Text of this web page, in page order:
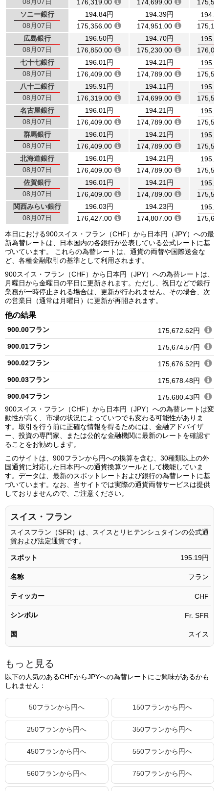
176,319.00
174,699.00
ソニー銀行
08月07日
194.84円
175,356.00
194.39円
174,951.00
広島銀行
08月07日
196.50円
176,850.00
194.70円
175,230.00
七十七銀行
08月07日
196.01円
176,409.00
194.21円
174,789.00
八十二銀行
08月07日
195.91円
176,319.00
194.11円
174,699.00
名古屋銀行
08月07日
196.01円
176,409.00
194.21円
174,789.00
群馬銀行
08月07日
196.01円
176,409.00
194.21円
174,789.00
北海道銀行
08月07日
196.01円
176,409.00
194.21円
174,789.00
佐賀銀行
08月07日
196.01円
176,409.00
194.21円
174,789.00
関西みらい銀行
08月07日
196.03円
176,427.00
194.23円
174,807.00
本日における900スイス・フラン（CHF）から日本円（JPY）への最
新為替レートは、日本国内の各銀行が公表している公式レートに基
づいています。 これらの為替レートは、通貨の両替や国際送金な
ど、各種金融取引の基準として利用されます。
900スイス・フラン（CHF）から日本円（JPY）への為替レートは、
月曜日から金曜日の平日に更新されます。ただし、祝日などで銀行
業務が一時停止される場合は、更新が行われません。その場合、次
の営業日（通常は月曜日）に更新が再開されます。
他の結果
900.00フラン
175,672.62円
900.01フラン
175,674.57円
900.02フラン
175,676.52円
900.03フラン
175,678.48円
900.04フラン
175,680.43円
900.05フラン
175,682.38円
900.06フラン
175,684.33円
900.07フラン
900.08フラン
175,688.24円
900.09フラン
175,690.19円
900.10フラン
900.11フラン
900.12フラン
175,696.04円
900.13フラン
175,697.99円
900.14フラン
900.15フラン
175,701.90円
900.16フラン
175,703.85円
900.17フラン
175,705.80円
900.18フラン
175,707.75円
900.19フラン
175,709.71円
900.20フラン
900.21フラン
175,713.61円
900.22フラン
175,715.56円
900.23フラン
900.24フラン
175,719.47円
175,721.42円
900.26フラン
175,723.37円
900スイス・フラン（CHF）から日本円（JPY）への為替レートは変
動性が高く、市場の状況によっていつでも変わる可能性がありま
す。取引を行う前に正確な情報を得るためには、金融アドバイザ
ー、投資の専門家、または公的な金融機関に最新のレートを確認す
ることをお勧めします。
このサイトは、900フランから円への換算を含む、30種類以上の外
国通貨に対応した日本円への通貨換算ツールとして機能していま
す。データは、最新のスポットレートおよび銀行の為替レートに基
づいています。なお、当サイトでは実際の通貨両替サービスは提供
しておりませんので、ご注意ください。
スイス・フラン
スイスフラン（SFR）は、スイスとリヒテンシュタインの公式通
貨および法定通貨です。
スポット 195.19円
名称 フラン
ティッカー CHF
シンボル Fr. SFR
国 スイス
もっと見る
以下の人気のあるCHFからJPYへの為替レートにご興味があるかも
しれません：
50フランから円へ 150フランから円へ
250フランから円へ 350フランから円へ
450フランから円へ 550フランから円へ
560フランから円へ 750フランから円へ